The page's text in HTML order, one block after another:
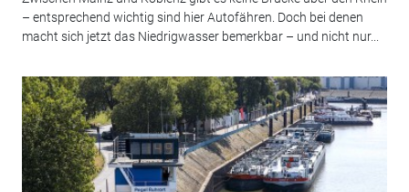
– entsprechend wichtig sind hier Autofähren. Doch bei denen
macht sich jetzt das Niedrigwasser bemerkbar – und nicht nur...